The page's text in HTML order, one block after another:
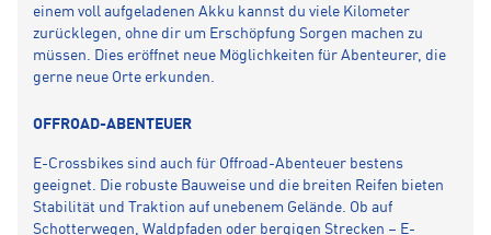
einem voll aufgeladenen Akku kannst du viele Kilometer
zurücklegen, ohne dir um Erschöpfung Sorgen machen zu
müssen. Dies eröffnet neue Möglichkeiten für Abenteurer, die
gerne neue Orte erkunden.
OFFROAD-ABENTEUER
E-Crossbikes sind auch für Offroad-Abenteuer bestens
geeignet. Die robuste Bauweise und die breiten Reifen bieten
Stabilität und Traktion auf unebenem Gelände. Ob auf
Schotterwegen, Waldpfaden oder bergigen Strecken – E-